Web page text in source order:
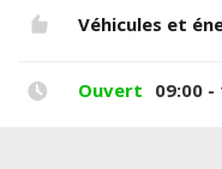
Véhicules et
Ouvert 09:00 -